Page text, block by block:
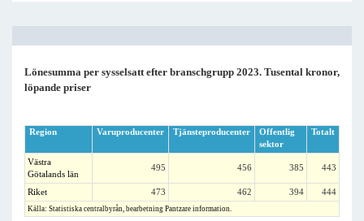
Lönesumma per sysselsatt efter branschgrupp 2023. Tusental kronor,
löpande priser
Region Varuproducenter Tjänsteproducenter
Offentlig
sektor
Totalt
Västra
Götalands län
495 456 385 443
Riket 473 462 394 444
Källa: Statistiska centralbyrån, bearbetning Pantzare information.